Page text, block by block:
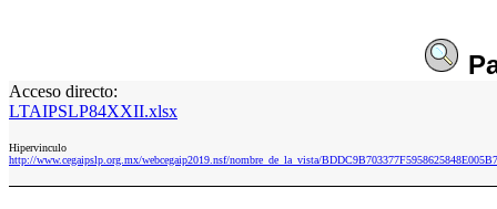
Acceso directo:
LTAIPSLP84XXII.xlsx
Hipervinculo
http://www.cegaipslp.org.mx/webcegaip2019.nsf/nombre_de_la_vista/